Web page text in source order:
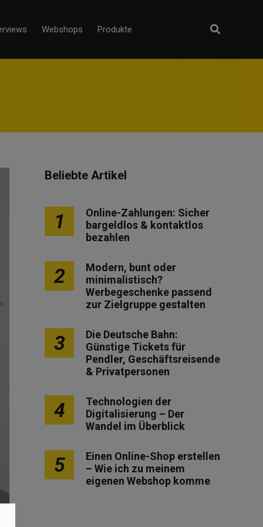
Webshops Produkte
Beliebte Artikel
1
Online-Zahlungen: Sicher
bargeldlos & kontaktlos
bezahlen
2
Modern, bunt oder
minimalistisch?
Werbegeschenke passend
zur Zielgruppe gestalten
3
Die Deutsche Bahn:
Günstige Tickets für
Pendler, Geschäftsreisende
& Privatpersonen
4
Technologien der
Digitalisierung – Der
Wandel im Überblick
5
Einen Online-Shop erstellen
– Wie ich zu meinem
eigenen Webshop komme